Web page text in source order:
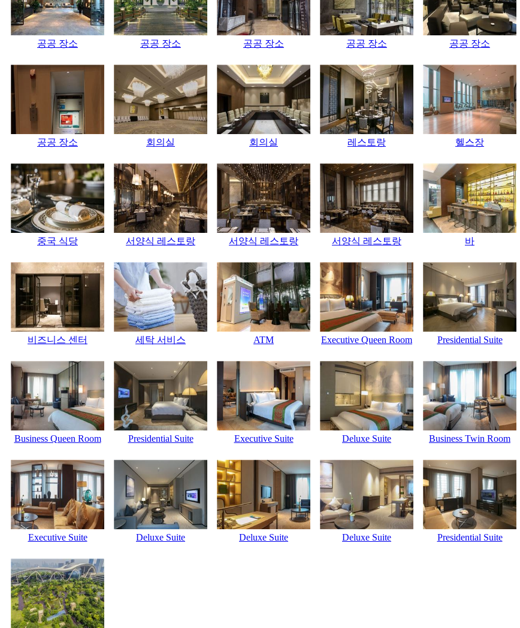
공공 장소 공공 장소 공공 장소 공공 장소 공공 장소
공공 장소 회의실 회의실 레스토랑 헬스장
중국 식당 서양식 레스토랑 서양식 레스토랑 서양식 레스토랑 바
비즈니스 센터 세탁 서비스 ATM Executive Queen Room Presidential Suite
Business Queen Room Presidential Suite Executive Suite Deluxe Suite Business Twin Room
Executive Suite Deluxe Suite Deluxe Suite Deluxe Suite Presidential Suite